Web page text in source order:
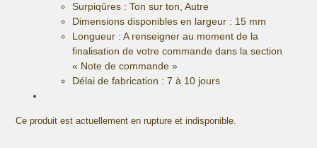
Surpiqûres : Ton sur ton, Autre
Dimensions disponibles en largeur : 15 mm
Longueur : A renseigner au moment de la
finalisation de votre commande dans la section
« Note de commande »
Délai de fabrication : 7 à 10 jours
Ce produit est actuellement en rupture et indisponible.